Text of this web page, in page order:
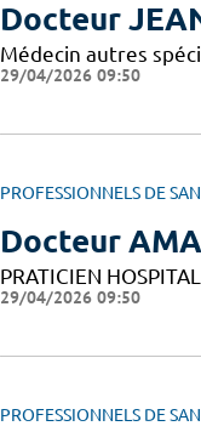
Docteur
Médecin autres
29/04/2026 09:50
PROFESSIONNELS DE
Docteur
PRATICIEN
29/04/2026 09:50
PROFESSIONNELS DE